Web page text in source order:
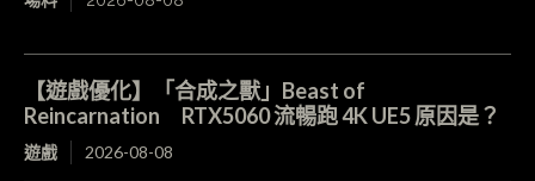
【遊戲優化】「合成之獸」Beast of
Reincarnation RTX5060 流暢跑 4K UE5 原因是？
遊戲 2026-08-08